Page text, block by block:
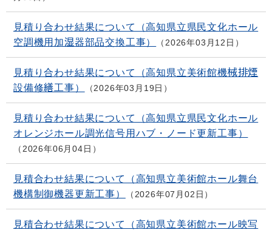
見積り合わせ結果について（高知県立県民文化ホール
空調機用加湿器部品交換工事）
2026年03月12日
見積り合わせ結果について（高知県立美術館機械排煙
設備修繕工事）
2026年03月19日
見積り合わせ結果について（高知県立県民文化ホール
オレンジホール調光信号用ハブ・ノード更新工事）
2026年06月04日
見積合わせ結果について（高知県立美術館ホール舞台
機構制御機器更新工事）
2026年07月02日
見積合わせ結果について（高知県立美術館ホール映写